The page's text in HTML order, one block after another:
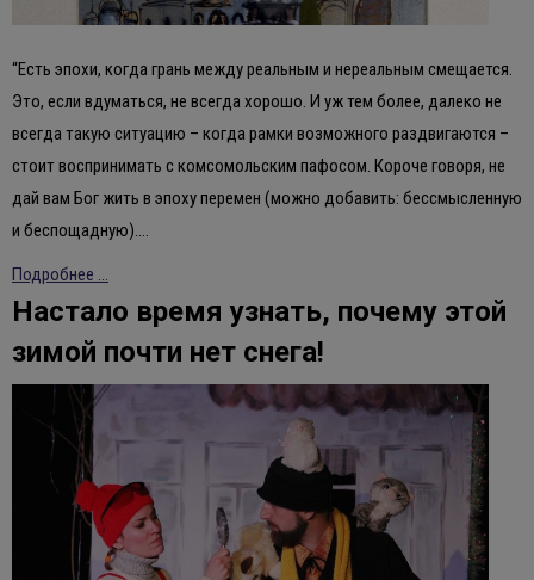
“Есть эпохи, когда грань между реальным и нереальным смещается.
Это, если вдуматься, не всегда хорошо. И уж тем более, далеко не
всегда такую ситуацию – когда рамки возможного раздвигаются –
стоит воспринимать с комсомольским пафосом. Короче говоря, не
дай вам Бог жить в эпоху перемен (можно добавить: бессмысленную
и беспощадную).…
Подробнее ...
Настало время узнать, почему этой
зимой почти нет снега!